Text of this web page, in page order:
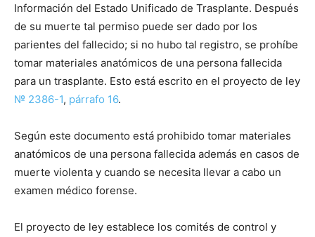
Información del Estado Unificado de Trasplante. Después
de su muerte tal permiso puede ser dado por los
parientes del fallecido; si no hubo tal registro, se prohíbe
tomar materiales anatómicos de una persona fallecida
para un trasplante. Esto está escrito en el proyecto de ley
№ 2386-1, párrafo 16.
Según este documento está prohibido tomar materiales
anatómicos de una persona fallecida además en casos de
muerte violenta y cuando se necesita llevar a cabo un
examen médico forense.
El proyecto de ley establece los comités de control y